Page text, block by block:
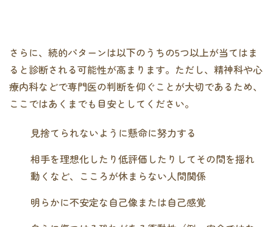
さらに、続的パターンは以下のうちの5つ以上が当てはま
ると診断される可能性が高まります。ただし、精神科や心
療内科などで専門医の判断を仰ぐことが大切であるため、
ここではあくまでも目安としてください。
見捨てられないように懸命に努力する
相手を理想化したり低評価したりしてその間を揺れ
動くなど、こころが休まらない人間関係
明らかに不安定な自己像または自己感覚